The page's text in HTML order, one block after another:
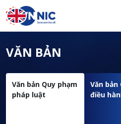
Nhảy đến nội dung
Menuheader của
VĂN BẢN
Văn bản Quy phạm
pháp luật
Văn bản
điều